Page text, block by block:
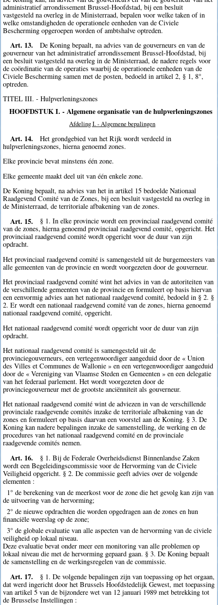
administratief arrondissement Brussel-Hoofdstad, bij een besluit
vastgesteld na overleg in de Ministerraad, bepalen voor welke taken of in
welke omstandigheden de operationele eenheden van de Civiele
Bescherming opgeroepen worden of ambtshalve optreden.
Art. 13.
De Koning bepaalt, na advies van de gouverneurs en van de
gouverneur van het administratief arrondissement Brussel-Hoofdstad, bij
een besluit vastgesteld na overleg in de Ministerraad, de nadere regels voor
de coördinatie van de operaties waarbij de operationele eenheden van de
Civiele Bescherming samen met de posten, bedoeld in artikel 2, § 1, 8°,
optreden.
TITEL III. - Hulpverleningszones
HOOFDSTUK I. - Algemene organisatie van de hulpverleningszones
Afdeling I. - Algemene bepalingen
Art. 14.
Het grondgebied van het Rijk wordt verdeeld in
hulpverleningszones, hierna genoemd zones.
Elke provincie bevat minstens één zone.
Elke gemeente maakt deel uit van één enkele zone.
De Koning bepaalt, na advies van het in artikel 15 bedoelde Nationaal
Raadgevend Comité van de Zones, bij een besluit vastgesteld na overleg in
de Ministerraad, de territoriale afbakening van de zones.
Art. 15.
§ 1. In elke provincie wordt een provinciaal raadgevend comité
van de zones, hierna genoemd provinciaal raadgevend comité, opgericht. Het
provinciaal raadgevend comité wordt opgericht voor de duur van zijn
opdracht.
Het provinciaal raadgevend comité is samengesteld uit de burgemeesters van
alle gemeenten van de provincie en wordt voorgezeten door de gouverneur.
Het provinciaal raadgevend comité wint het advies in van de autoriteiten van
de verschillende gemeenten van de provincie en formuleert op basis hiervan
een eenvormig advies aan het nationaal raadgevend comité, bedoeld in § 2. §
2. Er wordt een nationaal raadgevend comité van de zones, hierna genoemd
nationaal raadgevend comité, opgericht.
Het nationaal raadgevend comité wordt opgericht voor de duur van zijn
opdracht.
Het nationaal raadgevend comité is samengesteld uit de
provinciegouverneurs, een vertegenwoordiger aangeduid door de « Union
des Villes et Communes de Wallonie » en een vertegenwoordiger aangeduid
door de « Vereniging van Vlaamse Steden en Gemeenten » en een delegatie
van het federaal parlement. Het wordt voorgezeten door de
provinciegouverneur met de grootste anciënniteit als gouverneur.
Het nationaal raadgevend comité wint de adviezen in van de verschillende
provinciale raadgevende comités inzake de territoriale afbakening van de
zones en formuleert op basis daarvan een voorstel aan de Koning. § 3. De
Koning kan nadere bepalingen inzake de samenstelling, de werking en de
procedures van het nationaal raadgevend comité en de provinciale
raadgevende comités nemen.
Art. 16.
§ 1. Bij de Federale Overheidsdienst Binnenlandse Zaken
wordt een Begeleidingscommissie voor de Hervorming van de Civiele
Veiligheid opgericht. § 2. De commissie geeft advies over de volgende
elementen :
1° de berekening van de meerkost voor de zone die het gevolg kan zijn van
de uitvoering van de hervorming;
2° de nieuwe opdrachten die worden opgedragen aan de zones en hun
financiële weerslag op de zone;
3° de globale evaluatie van alle aspecten van de hervorming van de civiele
veiligheid op lokaal niveau.
Deze evaluatie bevat onder meer een monitoring van alle problemen op
lokaal niveau die met de hervorming gepaard gaan. § 3. De Koning bepaalt
de samenstelling en de werkingsregelen van de commissie.
Art. 17.
§ 1. De volgende bepalingen zijn van toepassing op het orgaan,
dat werd ingericht door het Brussels Hoofdstedelijk Gewest, met toepassing
van artikel 5 van de bijzondere wet van 12 januari 1989 met betrekking tot
de Brusselse Instellingen :